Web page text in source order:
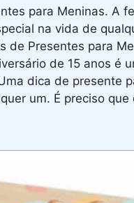
para Meninas. A
na vida de
de Presentes para
de 15 anos é
dica de presente
um. É preciso